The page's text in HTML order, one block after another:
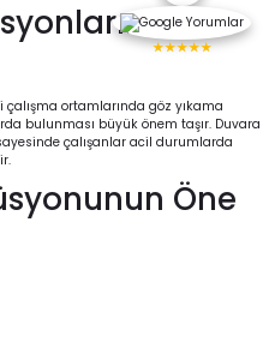
ortamlarında göz yıkama
bulunması büyük önem taşır. Duvara
çalışanlar acil durumlarda
Öne
★★★★★